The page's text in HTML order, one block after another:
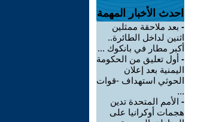
احدث الأخبار المهمة
- بعد ملاحقة ممثلين
اثنين لداخل الطائرة..
أكبر مطار في بانكوك ...
- أول تعليق من الحكومة
اليمنية بعد إعلان
الحوثي استهداف -قوات
...
- الأمم المتحدة تدين
هجمات أوكرانيا على